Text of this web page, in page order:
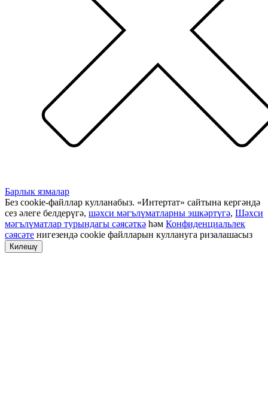
Барлык язмалар
Без cookie-файллар кулланабыз. «Интертат» сайтына кергәндә
сез әлеге белдерүгә, шәхси мәгълүматларны эшкәртүгә, Шәхси
мәгълүматлар турындагы сәясәткә һәм Конфиденциальлек
сәясәте нигезендә cookie файлларын куллануга ризалашасыз
Килешү